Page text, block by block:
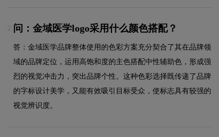
2. 问：金域医学logo采用什么颜色搭配？
答：金域医学品牌整体使用的色彩方案充分契合了其在品牌领
域的品牌定位，运用高饱和度的主色搭配中性辅助色，形成强
烈的视觉冲击力，突出品牌个性。这种色彩选择既传递了品牌
的字标设计美学，又能有效吸引目标受众，使标志具有较强的
视觉辨识度。